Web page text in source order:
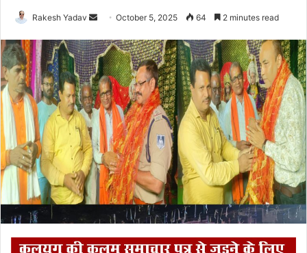
Rakesh Yadav
n
d
a
n
e
m
a
i
October 5, 2025 64 2 minutes read